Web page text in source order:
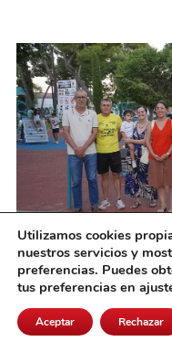
Campo de
Cobos su primera
inclusiva
agosto 6, 2026
Utilizamos cookies
nuestros servicios y
preferencias. Puedes
tus preferencias en
Aceptar Rechazar